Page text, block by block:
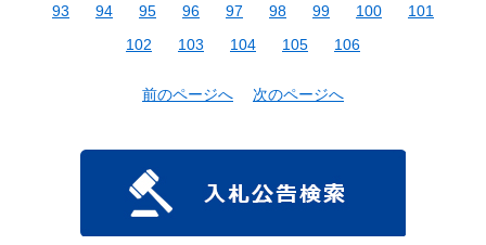
93
94 95 96 97 98 99 100
101
102
103 104 105 106
前のページへ 次のページへ